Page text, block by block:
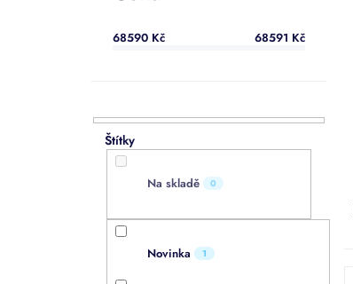
68590 Kč 68591 Kč
Na skladě 0
Novinka 1